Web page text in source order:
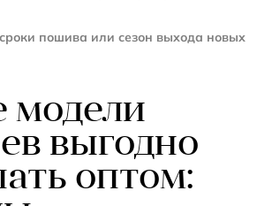
пошива или сезон выхода новых
модели
выгодно
оптом: